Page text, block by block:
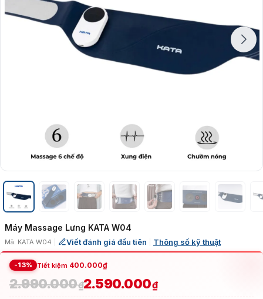
Máy Massage Lưng KATA W04
Mã: KATA W04 Viết đánh giá đầu tiên Thông số kỹ thuật
-13% Tiết kiệm 400.000₫
2.990.000₫
Giá
2.590.000₫
Giá